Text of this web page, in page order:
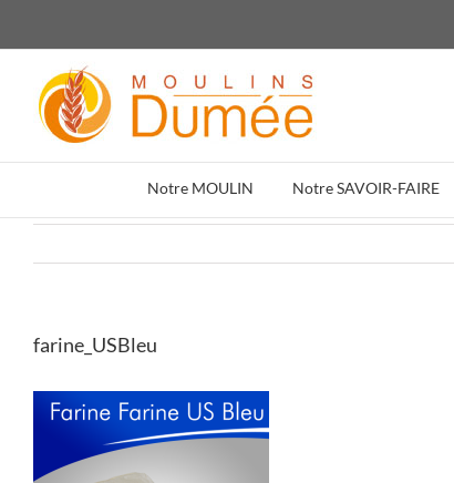
contenu
Notre MOULIN Notre SAVOIR-FAIRE
farine_USBleu